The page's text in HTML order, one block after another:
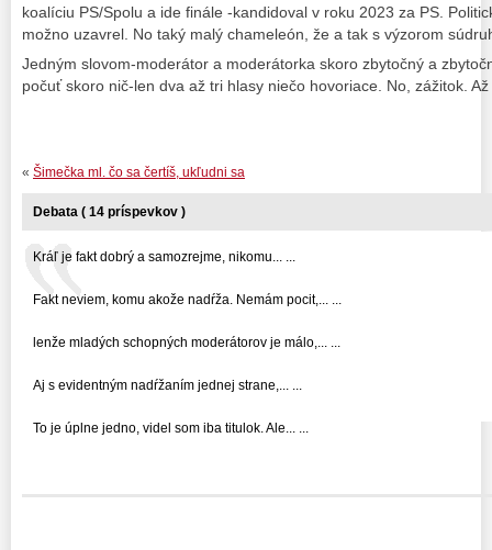
koalíciu PS/Spolu a ide finále -kandidoval v roku 2023 za PS.
možno uzavrel. No taký malý chameleón, že a tak s výzorom
Jedným slovom-moderátor a moderátorka skoro zbytočný a
počuť skoro nič-len dva až tri hlasy niečo hovoriace. No, zážitok.
« Šimečka ml. čo sa čertíš, ukľudni sa
Debata ( 14 príspevkov )
Kráľ je fakt dobrý a samozrejme, nikomu... ...
Fakt neviem, komu akože nadŕža. Nemám pocit,... ...
lenže mladých schopných moderátorov je málo,... ...
Aj s evidentným nadŕžaním jednej strane,... ...
To je úplne jedno, videl som iba titulok. Ale... ...